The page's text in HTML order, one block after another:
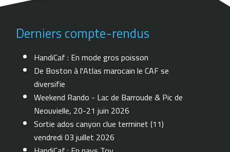
Derniers compte-rendus
HandiCaf : En mode gros poisson
De Boston à l'Atlas marocain le CAF se
diversifie
Weekend Rando - Lac de Barroude & Pic de
Neouvielle, 20-21 juin 2026
Sortie ados canyon clue terminet (11)
vendredi 03 juillet 2026